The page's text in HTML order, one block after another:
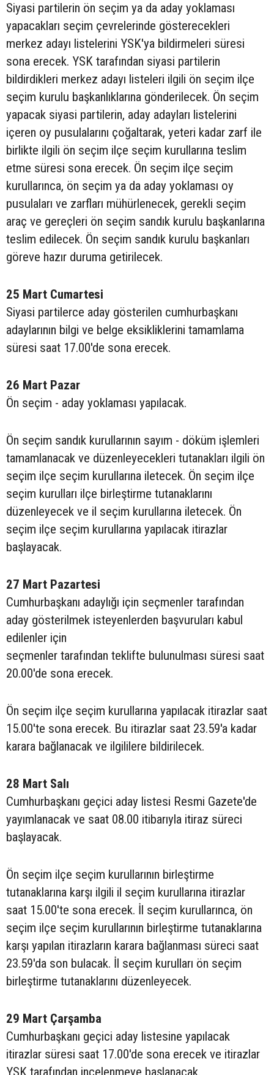
Siyasi partilerin ön seçim ya da aday yoklaması
yapacakları seçim çevrelerinde gösterecekleri
merkez adayı listelerini YSK'ya bildirmeleri süresi
sona erecek. YSK tarafından siyasi partilerin
bildirdikleri merkez adayı listeleri ilgili ön seçim ilçe
seçim kurulu başkanlıklarına gönderilecek. Ön seçim
yapacak siyasi partilerin, aday adayları listelerini
içeren oy pusulalarını çoğaltarak, yeteri kadar zarf ile
birlikte ilgili ön seçim ilçe seçim kurullarına teslim
etme süresi sona erecek. Ön seçim ilçe seçim
kurullarınca, ön seçim ya da aday yoklaması oy
pusulaları ve zarfları mühürlenecek, gerekli seçim
araç ve gereçleri ön seçim sandık kurulu başkanlarına
teslim edilecek. Ön seçim sandık kurulu başkanları
göreve hazır duruma getirilecek.
25 Mart Cumartesi
Siyasi partilerce aday gösterilen cumhurbaşkanı
adaylarının bilgi ve belge eksikliklerini tamamlama
süresi saat 17.00'de sona erecek.
26 Mart Pazar
Ön seçim - aday yoklaması yapılacak.
Ön seçim sandık kurullarının sayım - döküm işlemleri
tamamlanacak ve düzenleyecekleri tutanakları ilgili ön
seçim ilçe seçim kurullarına iletecek. Ön seçim ilçe
seçim kurulları ilçe birleştirme tutanaklarını
düzenleyecek ve il seçim kurullarına iletecek. Ön
seçim ilçe seçim kurullarına yapılacak itirazlar
başlayacak.
27 Mart Pazartesi
Cumhurbaşkanı adaylığı için seçmenler tarafından
aday gösterilmek isteyenlerden başvuruları kabul
edilenler için
seçmenler tarafından teklifte bulunulması süresi saat
20.00'de sona erecek.
Ön seçim ilçe seçim kurullarına yapılacak itirazlar saat
15.00'te sona erecek. Bu itirazlar saat 23.59'a kadar
karara bağlanacak ve ilgililere bildirilecek.
28 Mart Salı
Cumhurbaşkanı geçici aday listesi Resmi Gazete'de
yayımlanacak ve saat 08.00 itibarıyla itiraz süreci
başlayacak.
Ön seçim ilçe seçim kurullarının birleştirme
tutanaklarına karşı ilgili il seçim kurullarına itirazlar
saat 15.00'te sona erecek. İl seçim kurullarınca, ön
seçim ilçe seçim kurullarının birleştirme tutanaklarına
karşı yapılan itirazların karara bağlanması süreci saat
23.59'da son bulacak. İl seçim kurulları ön seçim
birleştirme tutanaklarını düzenleyecek.
29 Mart Çarşamba
Cumhurbaşkanı geçici aday listesine yapılacak
itirazlar süresi saat 17.00'de sona erecek ve itirazlar
YSK tarafından incelenmeye başlanacak.